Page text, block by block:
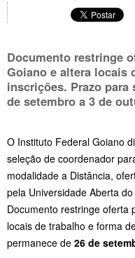
Documento restringe
Goiano e altera locais
inscrições. Prazo para
de setembro a 3 de
O Instituto Federal Goiano
seleção de coordenador
modalidade a Distância,
pela Universidade Aberta
Documento restringe oferta
locais de trabalho e forma
permanece de 26 de